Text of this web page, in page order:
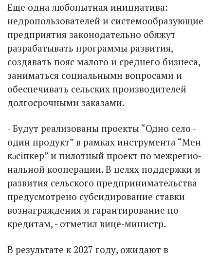
Еще одна любопытная инициатива:
недропользователей и системообразующие
предприятия законодательно обяжут
разрабатывать программы развития,
создавать пояс малого и среднего бизнеса,
заниматься социальными вопросами и
обеспечивать сельских производителей
долго­срочными заказами.
- Будут реализованы проекты “Одно село -
один продукт” в рамках инструмента “Мен
кəсіпкер” и пилотный проект по межрегио­
нальной кооперации. В целях поддержки и
развития сельского предпринимательства
предусмотрено субсидирование ставки
вознаграждения и гарантирование по
кредитам, - отметил вице-министр.
В результате к 2027 году, ожидают в